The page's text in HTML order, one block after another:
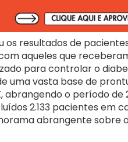
os resultados de
aqueles que
para controlar o
uma vasta base de
o período de
2.133 pacientes em
abrangente sobre